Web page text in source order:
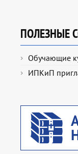
ПОЛЕЗНЫЕ
Обучающие
ИПКиП